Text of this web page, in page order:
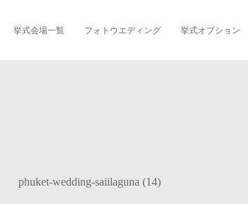
挙式会場一覧 フォトウエディング 挙式オプション
phuket-wedding-saiilaguna (14)